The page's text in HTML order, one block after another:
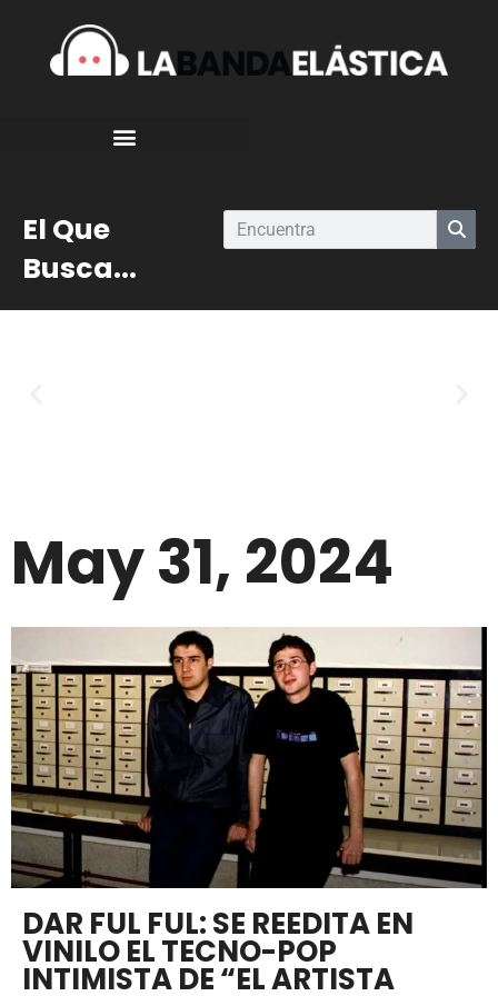
El Que
Busca...
May 31, 2024
DAR FUL FUL: SE REEDITA EN
VINILO EL TECNO-POP
INTIMISTA DE “EL ARTISTA